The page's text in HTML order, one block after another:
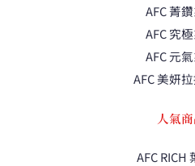
AFC 菁
AFC 究
AFC 元
AFC 美妍
人氣
AFC RICH